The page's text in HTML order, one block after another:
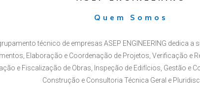
Quem Somos
técnico de empresas ASEP ENGINEERING dedica a
Elaboração e Coordenação de Projetos, Verificação e
e Fiscalização de Obras, Inspeção de Edifícios, Gestão e
Construção e Consultoria Técnica Geral e